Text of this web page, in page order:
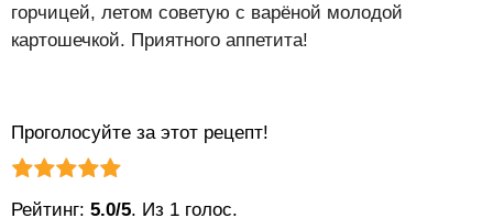
горчицей, летом советую с варёной молодой
картошечкой. Приятного аппетита!
Проголосуйте за этот рецепт!
Рейтинг статьи:
Рейтинг: 5.0/5. Из 1 голос.